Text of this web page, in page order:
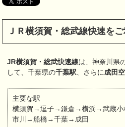
ＪＲ横須賀・総武線快速を
JR横須賀・総武快速線は、神奈川県
して、千葉県の千葉駅 、さらに成田
主要な駅
横須賀→逗子→鎌倉→横浜→武蔵
市川→船橋→千葉→成田